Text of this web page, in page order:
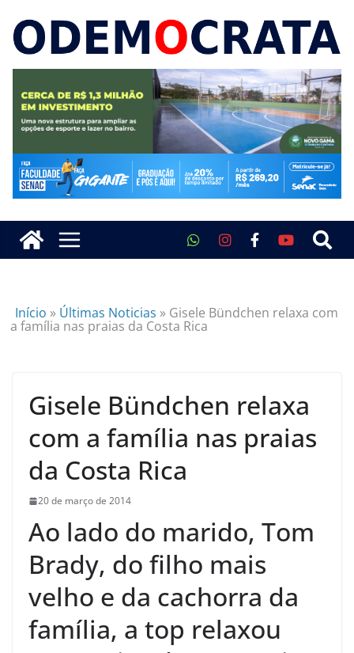
Início » Últimas Noticias » Gisele Bündchen relaxa com
a família nas praias da Costa Rica
Gisele Bündchen relaxa
com a família nas praias
da Costa Rica
20 de março de 2014
Ao lado do marido, Tom
Brady, do filho mais
velho e da cachorra da
família, a top relaxou